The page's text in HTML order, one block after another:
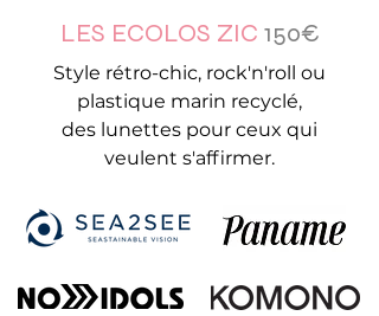
LES ECOLOS ZIC 150€
Style rétro-chic, rock'n'roll ou
plastique marin recyclé,
des lunettes pour ceux qui
veulent s'affirmer.